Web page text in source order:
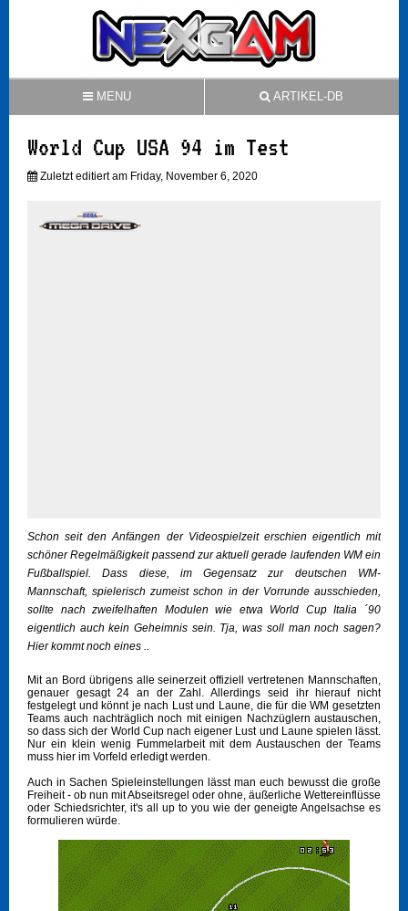
MENU ARTIKEL-DB
World Cup USA 94 im Test
Zuletzt editiert am Friday, November 6, 2020
Schon seit den Anfängen der Videospielzeit erschien eigentlich mit
schöner Regelmäßigkeit passend zur aktuell gerade laufenden WM ein
Fußballspiel. Dass diese, im Gegensatz zur deutschen WM-
Mannschaft, spielerisch zumeist schon in der Vorrunde ausschieden,
sollte nach zweifelhaften Modulen wie etwa World Cup Italia ´90
eigentlich auch kein Geheimnis sein. Tja, was soll man noch sagen?
Hier kommt noch eines ..
Mit an Bord übrigens alle seinerzeit offiziell vertretenen Mannschaften,
genauer gesagt 24 an der Zahl. Allerdings seid ihr hierauf nicht
festgelegt und könnt je nach Lust und Laune, die für die WM gesetzten
Teams auch nachträglich noch mit einigen Nachzüglern austauschen,
so dass sich der World Cup nach eigener Lust und Laune spielen lässt.
Nur ein klein wenig Fummelarbeit mit dem Austauschen der Teams
muss hier im Vorfeld erledigt werden.
Auch in Sachen Spieleinstellungen lässt man euch bewusst die große
Freiheit - ob nun mit Abseitsregel oder ohne, äußerliche Wettereinflüsse
oder Schiedsrichter, it's all up to you wie der geneigte Angelsachse es
formulieren würde.